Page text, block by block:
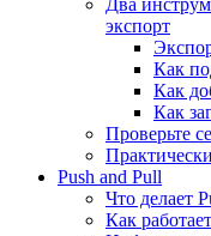
Два
экспорт
Как
Как
Как
Проверьте
Push and Pull
Что делает
Как